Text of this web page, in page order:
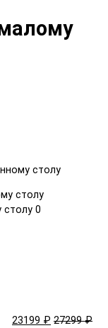
столу
столу 0
23199 ₽ 27299 ₽